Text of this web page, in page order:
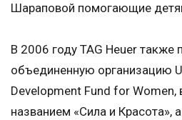
Шараповой помогающие
В 2006 году TAG Heuer также
объединенную организацию
Development Fund for Women,
названием «Сила и Красота»,